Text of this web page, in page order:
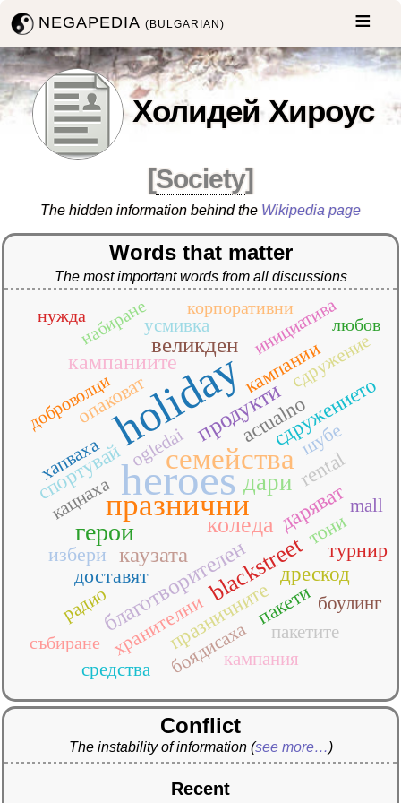
NEGAPEDIA(BULGARIAN)
Холидей Хироус
[Society]
The hidden information behind the Wikipedia page
Words that matter
The most important words from all discussions
holiday
heroes
празнични
семейства
герои
дари
blackstreet
коледа
продукти
благотворителен
великден
каузата
даряват
кампаниите
actualno
rental
дрескод
празничните
сдружението
спортувай
доставят
избери
кампании
опаковат
пакети
тони
турнир
хранителни
mall
ogledai
боулинг
боядисаха
инициатива
кампания
кацнаха
пакетите
радио
сдружение
средства
усмивка
хапваха шубе
доброволци
корпоративни
любов
набиране
нужда
събиране
Conflict
The instability of information (see more…)
Recent